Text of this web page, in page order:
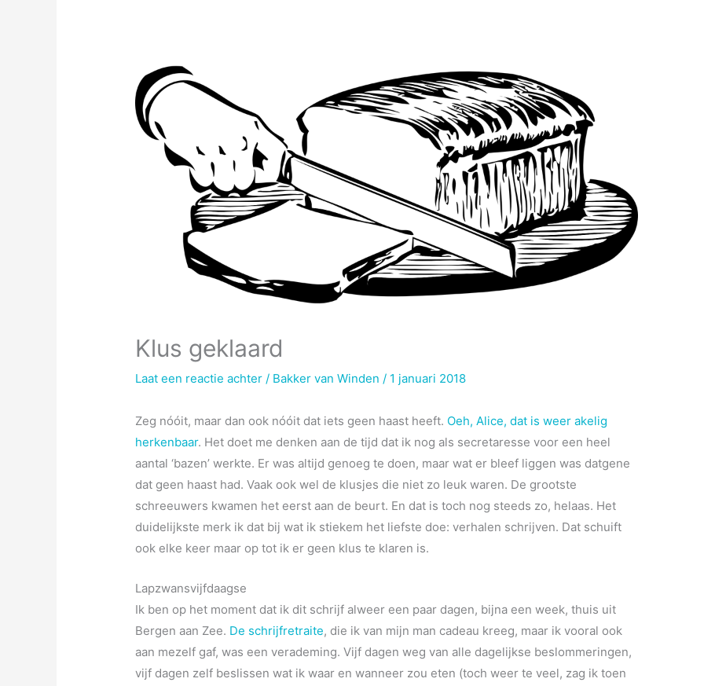
Klus geklaard
Laat een reactie achter / Bakker van Winden / 1 januari 2018
Zeg nóóit, maar dan ook nóóit dat iets geen haast heeft. Oeh, Alice, dat is weer akelig
herkenbaar. Het doet me denken aan de tijd dat ik nog als secretaresse voor een heel
aantal ‘bazen’ werkte. Er was altijd genoeg te doen, maar wat er bleef liggen was datgene
dat geen haast had. Vaak ook wel de klusjes die niet zo leuk waren. De grootste
schreeuwers kwamen het eerst aan de beurt. En dat is toch nog steeds zo, helaas. Het
duidelijkste merk ik dat bij wat ik stiekem het liefste doe: verhalen schrijven. Dat schuift
ook elke keer maar op tot ik er geen klus te klaren is.
Lapzwansvijfdaagse
Ik ben op het moment dat ik dit schrijf alweer een paar dagen, bijna een week, thuis uit
Bergen aan Zee. De schrijfretraite, die ik van mijn man cadeau kreeg, maar ik vooral ook
aan mezelf gaf, was een verademing. Vijf dagen weg van alle dagelijkse beslommeringen,
vijf dagen zelf beslissen wat ik waar en wanneer zou eten (toch weer te veel, zag ik toen